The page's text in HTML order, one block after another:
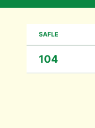
SAFLE
104